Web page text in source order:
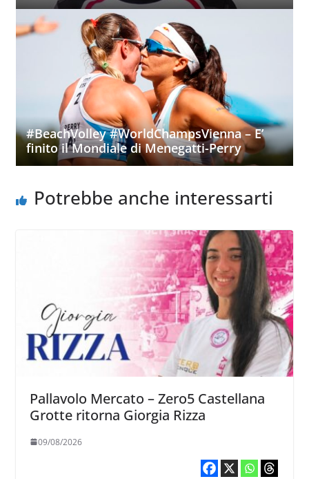
#BeachVolley #WorldChampsVienna – E’
finito il Mondiale di Menegatti-Perry
Potrebbe anche interessarti
Pallavolo Mercato – Zero5 Castellana
Grotte ritorna Giorgia Rizza
09/08/2026